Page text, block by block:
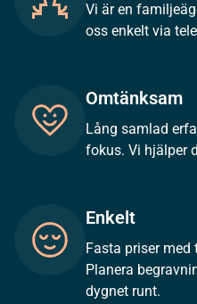
Vi är en
oss enkelt via
Omtänksam
Lång samlad
fokus. Vi hjälper
Enkelt
Fasta priser
Planera
dygnet runt.